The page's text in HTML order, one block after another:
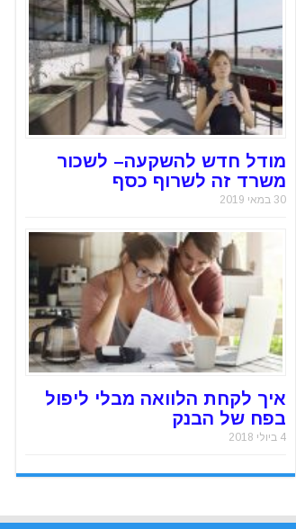
מודל חדש להשקעה– לשכור
משרד זה לשרוף כסף
30 במאי 2019
איך לקחת הלוואה מבלי ליפול
בפח של הבנק
4 ביולי 2018